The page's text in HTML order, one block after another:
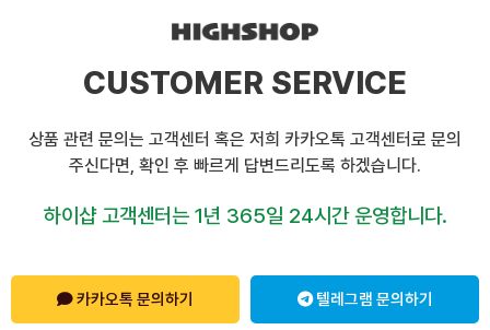
CUSTOMER SERVICE
상품 관련 문의는 고객센터 혹은 저희 카카오톡 고객센터로 문의
주신다면, 확인 후 빠르게 답변드리도록 하겠습니다.
하이샵 고객센터는 1년 365일 24시간 운영합니다.
카카오톡 문의하기 텔레그램 문의하기